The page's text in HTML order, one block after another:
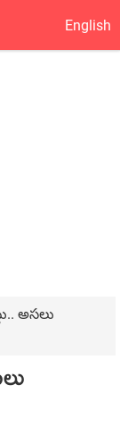
English
అసలు